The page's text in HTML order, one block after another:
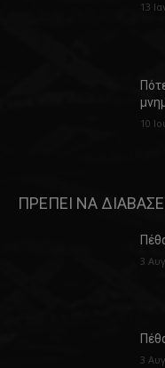
13
10
ΠΡΕΠΕΙ ΝΑ
3
3